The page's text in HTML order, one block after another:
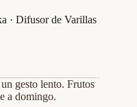
· Difusor de Varillas
gesto lento. Frutos
a domingo.